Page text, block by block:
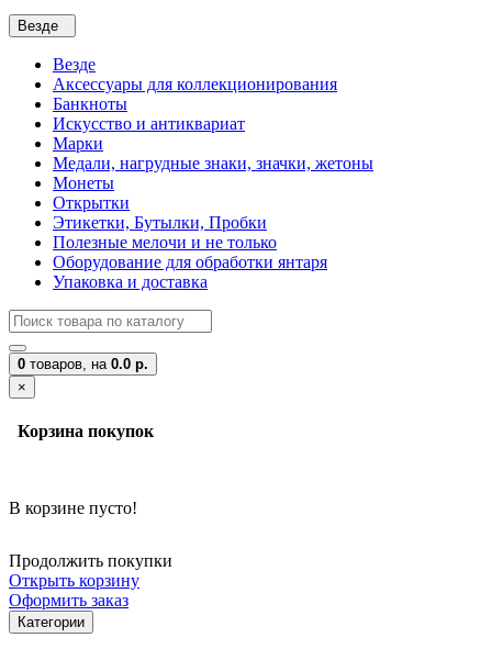
Везде
Везде
Аксессуары для коллекционирования
Банкноты
Искусство и антиквариат
Марки
Медали, нагрудные знаки, значки, жетоны
Монеты
Открытки
Этикетки, Бутылки, Пробки
Полезные мелочи и не только
Оборудование для обработки янтаря
Упаковка и доставка
0 товаров, на 0.0 р.
×
Корзина покупок
В корзине пусто!
Продолжить покупки
Открыть корзину
Оформить заказ
Категории